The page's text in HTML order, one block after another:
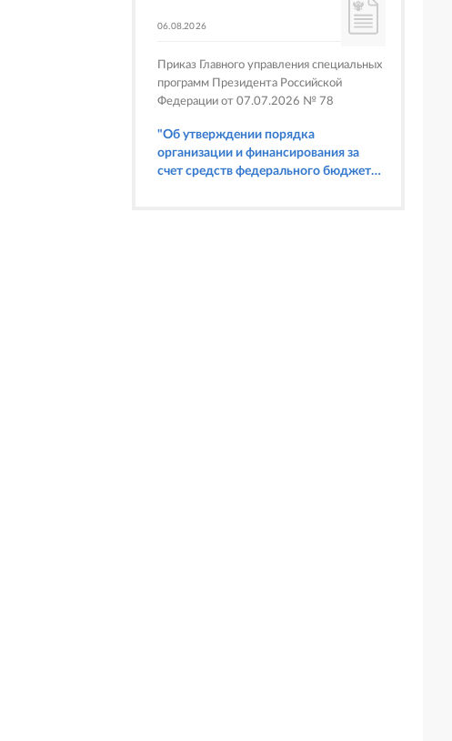
предусмотренных статьями 6.3, 8.1,
9.4, 9.5 и 9.5.1, частью 3 статьи 9.16,
статьей 14.44, частью 1 статьи 19.4,
статьей 19.4.1, частями 6 и 15 статьи
19.5, статьями 19.6 и 19.7, частью 1
статьи 19.26, статьей 19.33, частями 1,
2, 2.1, 6 и 6.1 статьи 20.4 Кодекса
06.08.2026
Приказ Главного управления специальных
программ Президента Российской
Федерации от 07.07.2026 № 78
"Об утверждении порядка
организации и финансирования за
счет средств федерального бюджета